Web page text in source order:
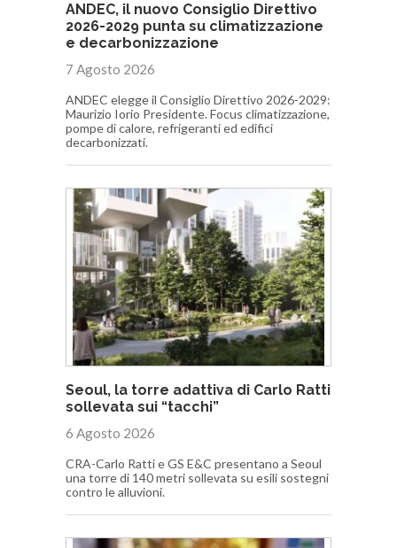
ANDEC, il nuovo Consiglio Direttivo
2026-2029 punta su climatizzazione
e decarbonizzazione
7 Agosto 2026
ANDEC elegge il Consiglio Direttivo 2026-2029:
Maurizio Iorio Presidente. Focus climatizzazione,
pompe di calore, refrigeranti ed edifici
decarbonizzati.
Seoul, la torre adattiva di Carlo Ratti
sollevata sui “tacchi”
6 Agosto 2026
CRA-Carlo Ratti e GS E&C presentano a Seoul
una torre di 140 metri sollevata su esili sostegni
contro le alluvioni.